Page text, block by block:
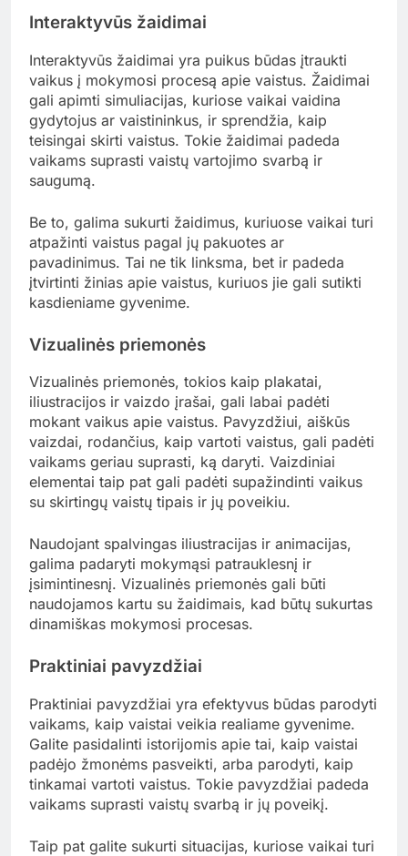
Interaktyvūs žaidimai
Interaktyvūs žaidimai yra puikus būdas įtraukti
vaikus į mokymosi procesą apie vaistus. Žaidimai
gali apimti simuliacijas, kuriose vaikai vaidina
gydytojus ar vaistininkus, ir sprendžia, kaip
teisingai skirti vaistus. Tokie žaidimai padeda
vaikams suprasti vaistų vartojimo svarbą ir
saugumą.
Be to, galima sukurti žaidimus, kuriuose vaikai turi
atpažinti vaistus pagal jų pakuotes ar
pavadinimus. Tai ne tik linksma, bet ir padeda
įtvirtinti žinias apie vaistus, kuriuos jie gali sutikti
kasdieniame gyvenime.
Vizualinės priemonės
Vizualinės priemonės, tokios kaip plakatai,
iliustracijos ir vaizdo įrašai, gali labai padėti
mokant vaikus apie vaistus. Pavyzdžiui, aiškūs
vaizdai, rodančius, kaip vartoti vaistus, gali padėti
vaikams geriau suprasti, ką daryti. Vaizdiniai
elementai taip pat gali padėti supažindinti vaikus
su skirtingų vaistų tipais ir jų poveikiu.
Naudojant spalvingas iliustracijas ir animacijas,
galima padaryti mokymąsi patrauklesnį ir
įsimintinesnį. Vizualinės priemonės gali būti
naudojamos kartu su žaidimais, kad būtų sukurtas
dinamiškas mokymosi procesas.
Praktiniai pavyzdžiai
Praktiniai pavyzdžiai yra efektyvus būdas parodyti
vaikams, kaip vaistai veikia realiame gyvenime.
Galite pasidalinti istorijomis apie tai, kaip vaistai
padėjo žmonėms pasveikti, arba parodyti, kaip
tinkamai vartoti vaistus. Tokie pavyzdžiai padeda
vaikams suprasti vaistų svarbą ir jų poveikį.
Taip pat galite sukurti situacijas, kuriose vaikai turi